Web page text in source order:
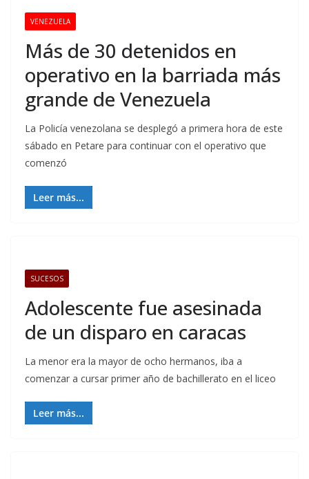
VENEZUELA
Más de 30 detenidos en
operativo en la barriada más
grande de Venezuela
La Policía venezolana se desplegó a primera hora de este
sábado en Petare para continuar con el operativo que
comenzó
Leer más...
SUCESOS
Adolescente fue asesinada
de un disparo en caracas
La menor era la mayor de ocho hermanos, iba a
comenzar a cursar primer año de bachillerato en el liceo
Leer más...